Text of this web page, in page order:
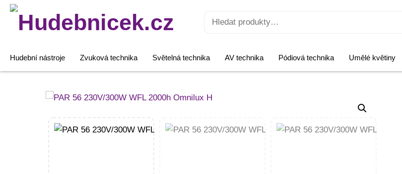
Hledat:
Hudební nástroje Zvuková technika Světelná technika AV technika Pódiová technika Umělé květiny
PAR
230V/300W